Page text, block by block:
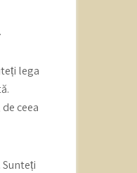
lega
ceea